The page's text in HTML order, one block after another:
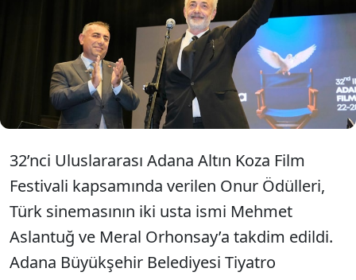
Aslantuğ ve Meral Orhonsay’a Onur Ödülü
verildi. Aslantuğ ödülünü tutuklu Adana
Büyükşehir Belediye Başkanı Zeydan
Karalar'a ithaf etti
32’nci Uluslararası Adana Altın Koza Film
Festivali kapsamında verilen Onur Ödülleri,
Türk sinemasının iki usta ismi Mehmet
Aslantuğ ve Meral Orhonsay’a takdim edildi.
Adana Büyükşehir Belediyesi Tiyatro